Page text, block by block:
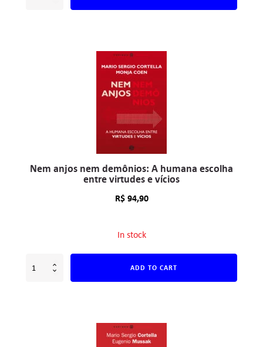
Nem anjos nem demônios: A humana escolha
entre virtudes e vícios
R$94,90
In stock
ADD TO CART